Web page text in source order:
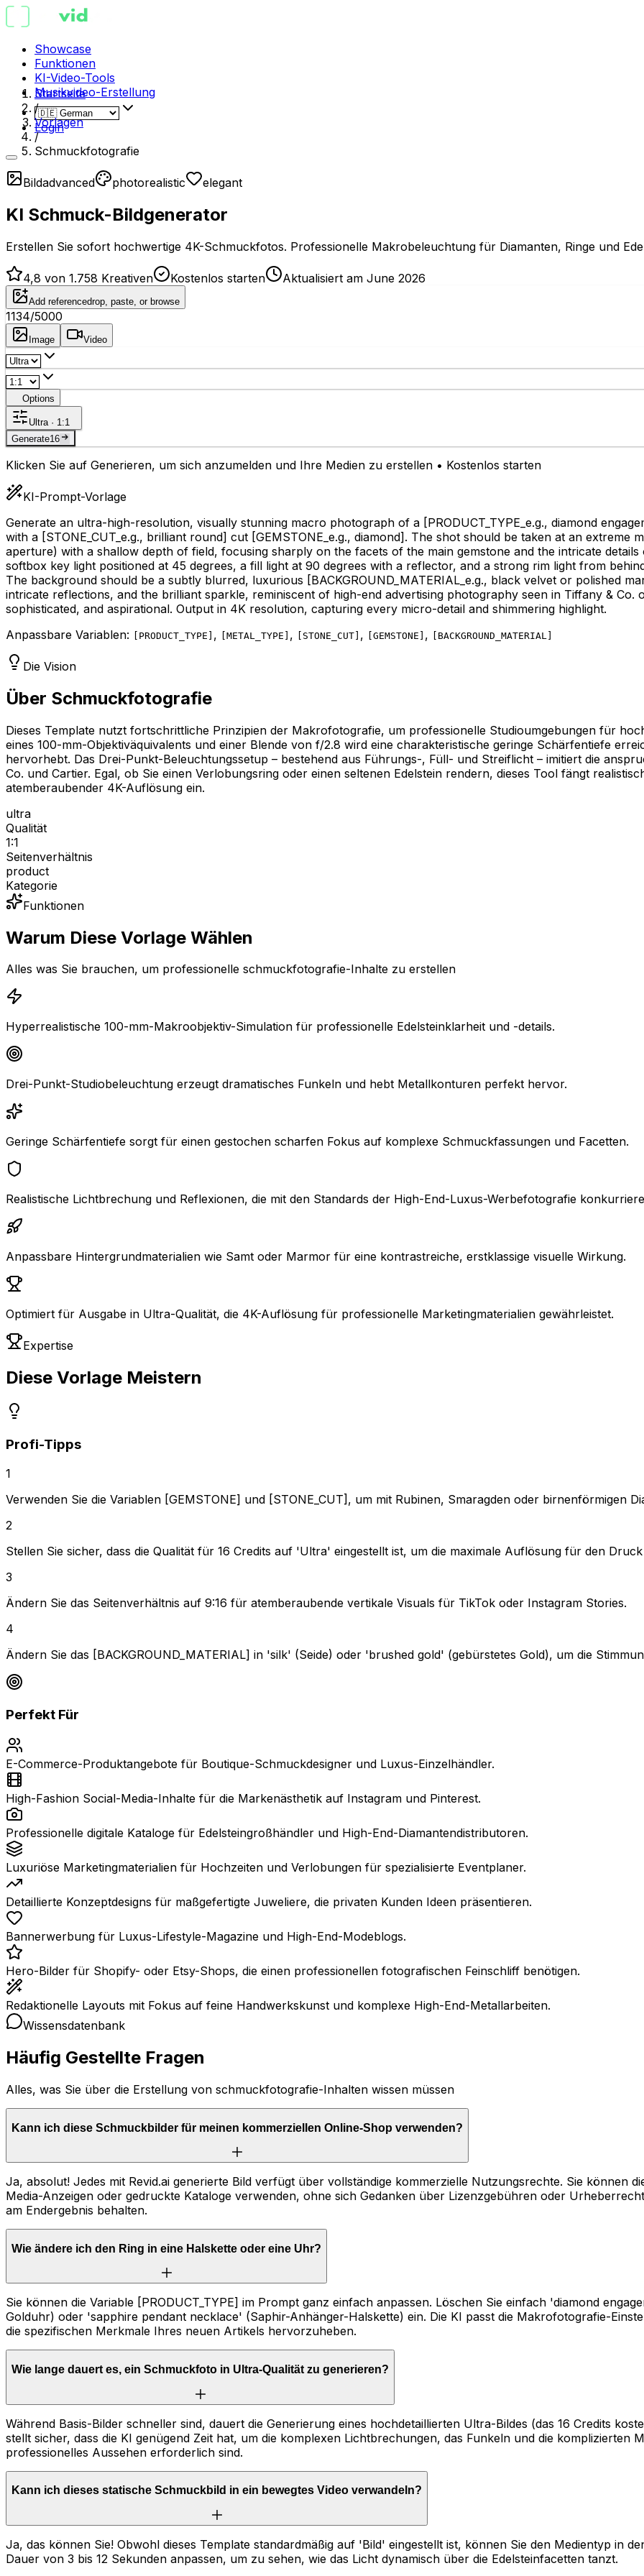
Showcase
Funktionen
KI-Video-Tools
Musikvideo-Erstellung
Login
Startseite
/
Vorlagen
/
Schmuckfotografie
Bildadvanced photorealistic elegant
KI Schmuck-Bildgenerator
Erstellen Sie sofort hochwertige 4K-Schmuckfotos. Professionelle Makrobeleuchtung für Diamanten, Ringe und
4,8 von 1.758 Kreativen Kostenlos starten Aktualisiert am June 2026
Add referencedrop, paste, or browse
1134/5000
Image Video
Options
Ultra · 1:1
Generate16
Klicken Sie auf Generieren, um sich anzumelden und Ihre Medien zu erstellen • Kostenlos starten
KI-Prompt-Vorlage
Generate an ultra-high-resolution, visually stunning macro photograph of a [PRODUCT_TYPE_e.g., diamond
with a [STONE_CUT_e.g., brilliant round] cut [GEMSTONE_e.g., diamond]. The shot should be taken at an extreme
aperture) with a shallow depth of field, focusing sharply on the facets of the main gemstone and the intricate
softbox key light positioned at 45 degrees, a fill light at 90 degrees with a reflector, and a strong rim light from
The background should be a subtly blurred, luxurious [BACKGROUND_MATERIAL_e.g., black velvet or polished
intricate reflections, and the brilliant sparkle, reminiscent of high-end advertising photography seen in Tiffany & Co.
sophisticated, and aspirational. Output in 4K resolution, capturing every micro-detail and shimmering highlight.
Anpassbare Variablen:
PRODUCT_TYPE , METAL_TYPE , STONE_CUT , GEMSTONE , BACKGROUND_MATERIAL
Die Vision
Über Schmuckfotografie
Dieses Template nutzt fortschrittliche Prinzipien der Makrofotografie, um professionelle Studioumgebungen für
eines 100-mm-Objektiväquivalents und einer Blende von f/2.8 wird eine charakteristische geringe Schärfentiefe
hervorhebt. Das Drei-Punkt-Beleuchtungssetup – bestehend aus Führungs-, Füll- und Streiflicht – imitiert die
Co. und Cartier. Egal, ob Sie einen Verlobungsring oder einen seltenen Edelstein rendern, dieses Tool fängt
atemberaubender 4K-Auflösung ein.
ultra
Qualität
1:1
Seitenverhältnis
product
Kategorie
Funktionen
Warum Diese Vorlage Wählen
Alles was Sie brauchen, um professionelle schmuckfotografie-Inhalte zu erstellen
Hyperrealistische 100-mm-Makroobjektiv-Simulation für professionelle Edelsteinklarheit und -details.
Drei-Punkt-Studiobeleuchtung erzeugt dramatisches Funkeln und hebt Metallkonturen perfekt hervor.
Geringe Schärfentiefe sorgt für einen gestochen scharfen Fokus auf komplexe Schmuckfassungen und Facetten.
Realistische Lichtbrechung und Reflexionen, die mit den Standards der High-End-Luxus-Werbefotografie
Anpassbare Hintergrundmaterialien wie Samt oder Marmor für eine kontrastreiche, erstklassige visuelle Wirkung.
Optimiert für Ausgabe in Ultra-Qualität, die 4K-Auflösung für professionelle Marketingmaterialien gewährleistet.
Expertise
Diese Vorlage Meistern
Profi-Tipps
1
Verwenden Sie die Variablen [GEMSTONE] und [STONE_CUT], um mit Rubinen, Smaragden oder birnenförmigen
2
Stellen Sie sicher, dass die Qualität für 16 Credits auf 'Ultra' eingestellt ist, um die maximale Auflösung für den
3
Ändern Sie das Seitenverhältnis auf 9:16 für atemberaubende vertikale Visuals für TikTok oder Instagram Stories.
4
Ändern Sie das [BACKGROUND_MATERIAL] in 'silk' (Seide) oder 'brushed gold' (gebürstetes Gold), um die
Perfekt Für
E-Commerce-Produktangebote für Boutique-Schmuckdesigner und Luxus-Einzelhändler.
High-Fashion Social-Media-Inhalte für die Markenästhetik auf Instagram und Pinterest.
Professionelle digitale Kataloge für Edelsteingroßhändler und High-End-Diamantendistributoren.
Luxuriöse Marketingmaterialien für Hochzeiten und Verlobungen für spezialisierte Eventplaner.
Detaillierte Konzeptdesigns für maßgefertigte Juweliere, die privaten Kunden Ideen präsentieren.
Bannerwerbung für Luxus-Lifestyle-Magazine und High-End-Modeblogs.
Hero-Bilder für Shopify- oder Etsy-Shops, die einen professionellen fotografischen Feinschliff benötigen.
Redaktionelle Layouts mit Fokus auf feine Handwerkskunst und komplexe High-End-Metallarbeiten.
Wissensdatenbank
Häufig Gestellte Fragen
Alles, was Sie über die Erstellung von schmuckfotografie-Inhalten wissen müssen
Kann ich diese Schmuckbilder für meinen kommerziellen Online-Shop verwenden?
Ja, absolut! Jedes mit Revid.ai generierte Bild verfügt über vollständige kommerzielle Nutzungsrechte. Sie können
Media-Anzeigen oder gedruckte Kataloge verwenden, ohne sich Gedanken über Lizenzgebühren oder
am Endergebnis behalten.
Wie ändere ich den Ring in eine Halskette oder eine Uhr?
Sie können die Variable [PRODUCT_TYPE] im Prompt ganz einfach anpassen. Löschen Sie einfach 'diamond
Golduhr) oder 'sapphire pendant necklace' (Saphir-Anhänger-Halskette) ein. Die KI passt die Makrofotografie-
die spezifischen Merkmale Ihres neuen Artikels hervorzuheben.
Wie lange dauert es, ein Schmuckfoto in Ultra-Qualität zu generieren?
Während Basis-Bilder schneller sind, dauert die Generierung eines hochdetaillierten Ultra-Bildes (das 16 Credits
stellt sicher, dass die KI genügend Zeit hat, um die komplexen Lichtbrechungen, das Funkeln und die
professionelles Aussehen erforderlich sind.
Kann ich dieses statische Schmuckbild in ein bewegtes Video verwandeln?
Ja, das können Sie! Obwohl dieses Template standardmäßig auf 'Bild' eingestellt ist, können Sie den Medientyp in
Dauer von 3 bis 12 Sekunden anpassen, um zu sehen, wie das Licht dynamisch über die Edelsteinfacetten tanzt.